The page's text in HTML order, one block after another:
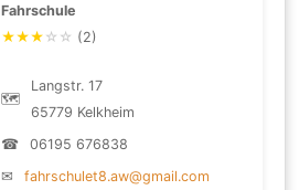
Fahrschule
★★★ ☆ ☆ (2)
🗺
Langstr. 17
65779 Kelkheim
☎
06195 676838
✉
fahrschulet8.aw@gmail.com